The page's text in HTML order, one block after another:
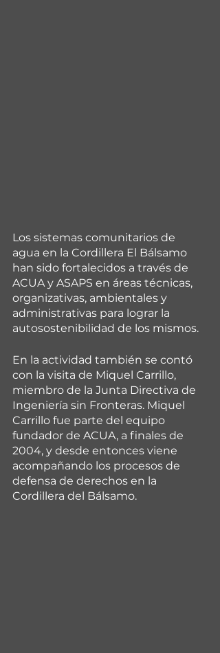
Los sistemas comunitarios de
agua en la Cordillera El Bálsamo
han sido fortalecidos a través de
ACUA y ASAPS en áreas técnicas,
organizativas, ambientales y
administrativas para lograr la
autosostenibilidad de los mismos.
En la actividad también se contó
con la visita de Miquel Carrillo,
miembro de la Junta Directiva de
Ingeniería sin Fronteras. Miquel
Carrillo fue parte del equipo
fundador de ACUA, a finales de
2004, y desde entonces viene
acompañando los procesos de
defensa de derechos en la
Cordillera del Bálsamo.